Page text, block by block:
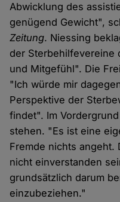
Abwicklung des
genügend Gewicht",
Zeitung. Niessing
der Sterbehilfevereine
und Mitgefühl". Die
"Ich würde mir
Perspektive der
findet". Im
stehen. "Es ist eine
Fremde nichts angeht.
nicht einverstanden
grundsätzlich darum
einzubeziehen."